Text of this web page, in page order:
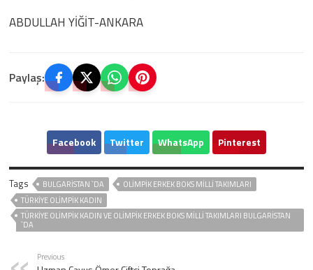
ABDULLAH YİĞİT-ANKARA
Paylaş:
Facebook Twitter WhatsApp Pinterest
Tags BULGARISTAN `DA
OLIMPIK ERKEK BOKS MILLI TAKIMLARI
TÜRKIYE OLIMPIK KADIN
TÜRKIYE OLIMPIK KADIN VE OLIMPIK ERKEK BOKS MILLI TAKIMLARI BULGARISTAN
`DA
Previous